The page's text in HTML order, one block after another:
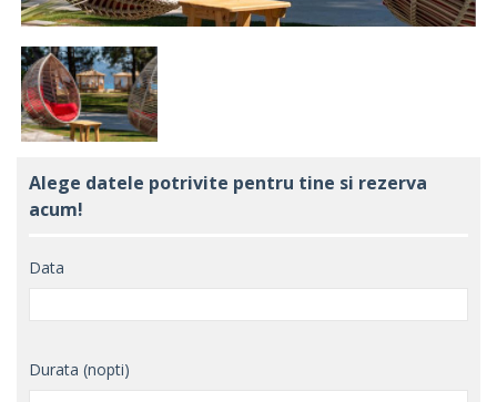
Alege datele potrivite pentru tine si rezerva
acum!
Data
Durata (nopti)